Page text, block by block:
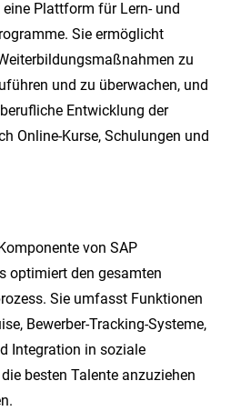
Plattform für Lern- und
Sie ermöglicht
zu
und zu überwachen, und
Entwicklung der
Online-Kurse, Schulungen und
von SAP
optimiert den gesamten
Sie umfasst Funktionen
Bewerber-Tracking-Systeme,
Integration in soziale
besten Talente anzuziehen